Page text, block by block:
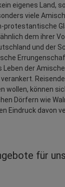
eigenes Land,
viele
protestantische
dem ihrer
und der
der
wollen, können
Dörfern wie
Eindruck davon
für